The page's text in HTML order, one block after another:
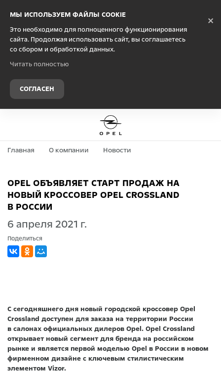
МЫ ИСПОЛЬЗУЕМ ФАЙЛЫ COOKIE
Это необходимо для полноценного функционирования
сайта. Продолжая использовать сайт, вы соглашаетесь
со сбором и обработкой данных.
Читать полностью
СОГЛАСЕН
×
Главная О компании Новости
OPEL ОБЪЯВЛЯЕТ СТАРТ ПРОДАЖ НА
НОВЫЙ КРОССОВЕР OPEL CROSSLAND
В РОССИИ
6 апреля 2021 г.
Поделиться
С сегодняшнего дня новый городской кроссовер Opel
Crossland доступен для заказа на территории России
в салонах официальных дилеров Opel. Opel Crossland
открывает новый сегмент для бренда на российском
рынке и является первой моделью Opel в России в новом
фирменном дизайне с ключевым стилистическим
элементом Vizor.